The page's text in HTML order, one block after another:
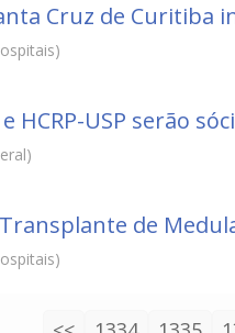
Cruz de Curitiba
HCRP-USP serão
de